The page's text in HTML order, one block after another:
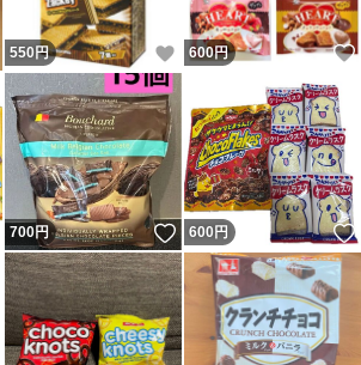
いいね！
550 円 いいね！
600円
いいね！
700円 いいね！
600 円